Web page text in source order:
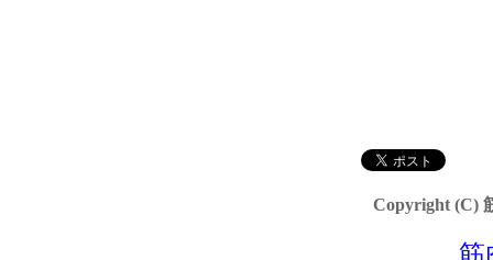
Copyright (C)